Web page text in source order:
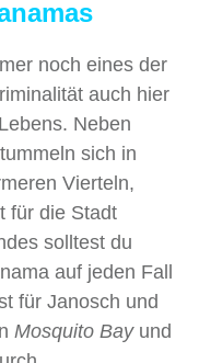
noch eines der
auch hier
Neben
sich in
Vierteln,
für die Stadt
solltest du
auf jeden Fall
für Janosch und
Mosquito Bayund